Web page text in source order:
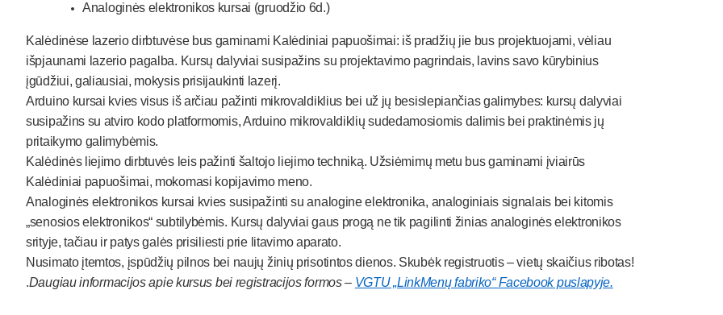
Analoginės elektronikos kursai (gruodžio 6d.)
Kalėdinėse lazerio dirbtuvėse bus gaminami Kalėdiniai papuošimai: iš pradžių jie bus projektuojami, vėliau
išpjaunami lazerio pagalba. Kursų dalyviai susipažins su projektavimo pagrindais, lavins savo kūrybinius
įgūdžiui, galiausiai, mokysis prisijaukinti lazerį.
Arduino kursai kvies visus iš arčiau pažinti mikrovaldiklius bei už jų besislepiančias galimybes: kursų dalyviai
susipažins su atviro kodo platformomis, Arduino mikrovaldiklių sudedamosiomis dalimis bei praktinėmis jų
pritaikymo galimybėmis.
Kalėdinės liejimo dirbtuvės leis pažinti šaltojo liejimo techniką. Užsiėmimų metu bus gaminami įviairūs
Kalėdiniai papuošimai, mokomasi kopijavimo meno.
Analoginės elektronikos kursai kvies susipažinti su analogine elektronika, analoginiais signalais bei kitomis
„senosios elektronikos“ subtilybėmis. Kursų dalyviai gaus progą ne tik pagilinti žinias analoginės elektronikos
srityje, tačiau ir patys galės prisiliesti prie litavimo aparato.
Nusimato įtemtos, įspūdžių pilnos bei naujų žinių prisotintos dienos. Skubėk registruotis – vietų skaičius ribotas!
.Daugiau informacijos apie kursus bei registracijos formos – VGTU „LinkMenų fabriko“ Facebook puslapyje.